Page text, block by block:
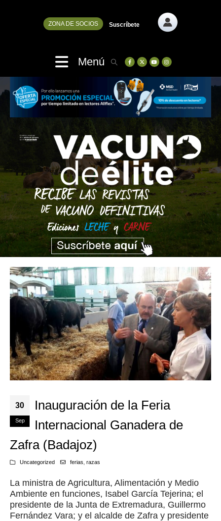
ZONA DE SOCIOS Suscríbete
Menú
30
Sep
Inauguración de la Feria
Internacional Ganadera de
Zafra (Badajoz)
Uncategorized ferias razas
La ministra de Agricultura, Alimentación y Medio
Ambiente en funciones, Isabel García Tejerina; el
presidente de la Junta de Extremadura, Guillermo
Fernández Vara; y el alcalde de Zafra y presidente